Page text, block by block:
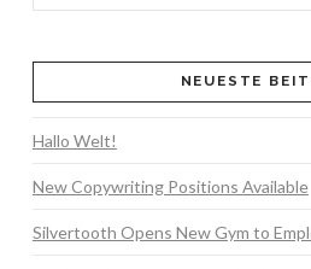
NEUESTE
Hallo Welt!
New Copywriting Positions Available
Silvertooth Opens New Gym to